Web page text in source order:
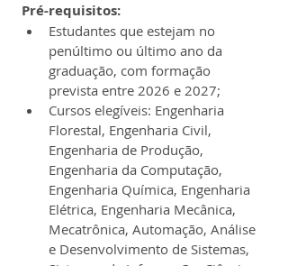
Pré-requisitos:
Estudantes que estejam no
penúltimo ou último ano da
graduação, com formação
prevista entre 2026 e 2027;
Cursos elegíveis: Engenharia
Florestal, Engenharia Civil,
Engenharia de Produção,
Engenharia da Computação,
Engenharia Química, Engenharia
Elétrica, Engenharia Mecânica,
Mecatrônica, Automação, Análise
e Desenvolvimento de Sistemas,